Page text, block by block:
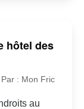
hôtel des
Par : Mon Fric
au